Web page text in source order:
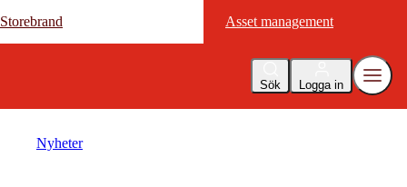
Storebrand Asset management
Sök Logga in
Storebrand Asset management
Nyheter